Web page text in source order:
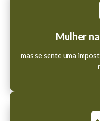
Mulher
mas se sente uma